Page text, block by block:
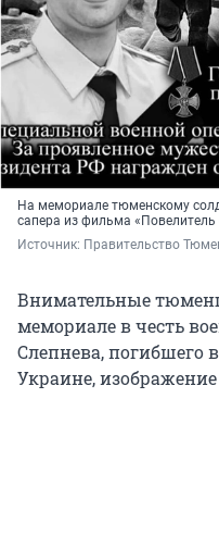
На мемориале тюменскому
сапера из фильма «Повелитель
Источник: Правительство
Внимательные
мемориале в честь
Слепнева, погибшего
Украине,